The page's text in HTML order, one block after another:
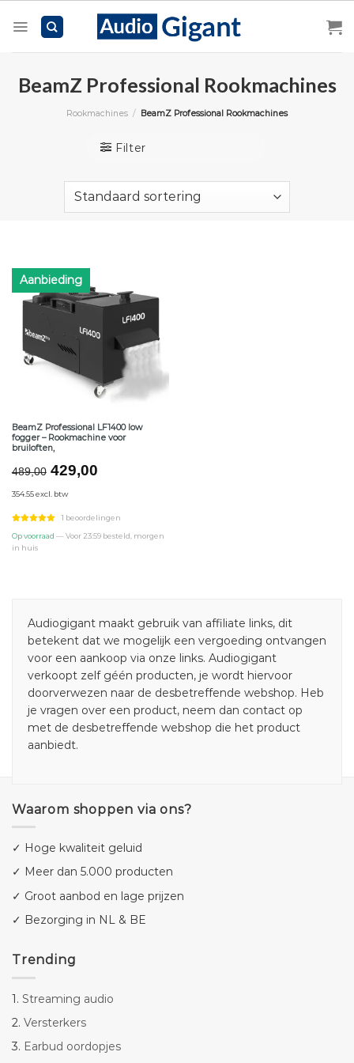
BeamZ Professional Rookmachines
Rookmachines / BeamZ Professional Rookmachines
Filter
Aanbieding
BeamZ Professional LF1400 low
fogger – Rookmachine voor
bruiloften,
489,00 Oorspronkelijke
was:
€489,00.
429,00Huidige
€429,00.
354.55 excl. btw
1 beoordelingen
Op voorraad — Voor 23:59 besteld, morgen
in huis
Audiogigant maakt gebruik van affiliate links, dit
betekent dat we mogelijk een vergoeding ontvangen
voor een aankoop via onze links. Audiogigant
verkoopt zelf géén producten, je wordt hiervoor
doorverwezen naar de desbetreffende webshop. Heb
je vragen over een product, neem dan contact op
met de desbetreffende webshop die het product
aanbiedt.
Waarom shoppen via ons?
✓ Hoge kwaliteit geluid
✓ Meer dan 5.000 producten
✓ Groot aanbod en lage prijzen
✓ Bezorging in NL & BE
Trending
1. Streaming audio
2. Versterkers
3. Earbud oordopjes